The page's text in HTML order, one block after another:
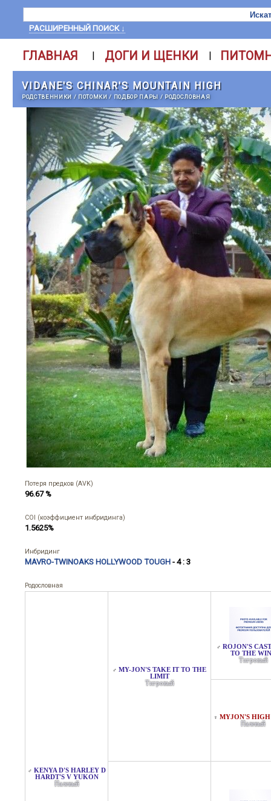
РАСШИРЕННЫЙ ПОИСК ↓
ГЛАВНАЯ | ДОГИ И ЩЕНКИ |
VIDANE'S CHINAR'S MOUNTAIN HIGH
РОДСТВЕННИКИ / ПОТОМКИ/ ПОДБОР ПАРЫ / РОДОСЛОВНАЯ
Потеря предков (AVK)
96.67 %
COI (коэффициент инбридинга)
1.5625%
Инбридинг
MAVRO-TWINOAKS HOLLYWOOD TOUGH - 4 : 3
Родословная
♂ KENYA D'S HARLEY D
HARDT'S V YUKON
Палевый
♂ MY-JON'S TAKE IT TO THE
LIMIT
Тигровый
♂ ROJON'S
TO THE
Тигровый
♀ MYJON'S HIGH
Палевый